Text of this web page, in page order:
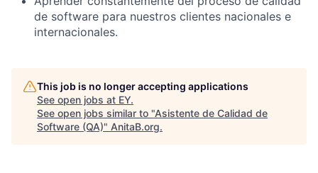
de software para nuestros clientes nacionales e
internacionales.
This job is no longer accepting applications
See open jobs at EY.
See open jobs similar to "Asistente de Calidad de
Software (QA)" AnitaB.org.